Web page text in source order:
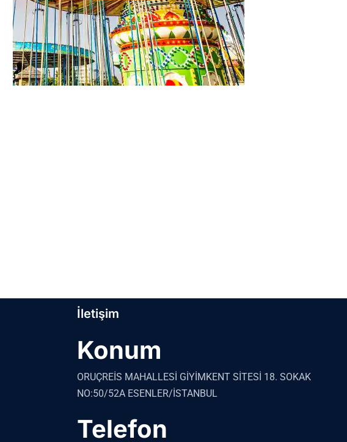
İletişim
Konum
ORUÇREİS MAHALLESİ GİYİMKENT SİTESİ 18. SOKAK
NO:50/52A ESENLER/İSTANBUL
Telefon